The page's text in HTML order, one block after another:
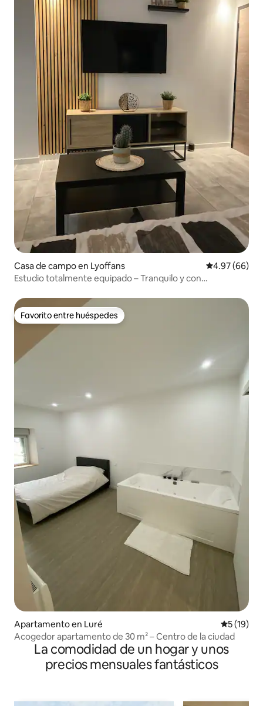
Casa de campo en Lyoffans Calificación
4.97 (66)
Estudio totalmente equipado – Tranquilo y con
Favorito entre huéspedes
Favorito entre huéspedes
Apartamento en Luré
5 (19)
Acogedor apartamento de 30 m² – Centro de la ciudad
La comodidad de un hogar y unos
precios mensuales fantásticos